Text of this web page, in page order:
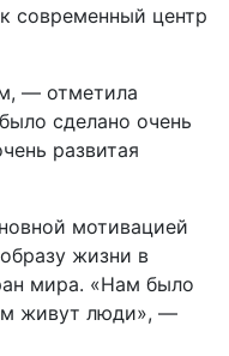
современный центр
— отметила
сделано очень
развитая
мотивацией
жизни в
мира. «Нам было
живут люди», —